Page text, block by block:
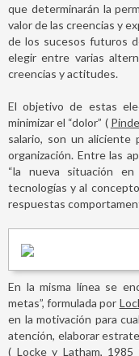
que determinarán la
valor de las creencias y
de los sucesos futuros
elegir entre varias
creencias y actitudes.
El objetivo de estas
minimizar el “dolor” (
salario, son un aliciente
organización. Entre las
“la nueva situación en
tecnologías y al
respuestas
En la misma línea se
metas”, formulada por
en la motivación para
atención, elaborar
( Locke y Latham, 1985